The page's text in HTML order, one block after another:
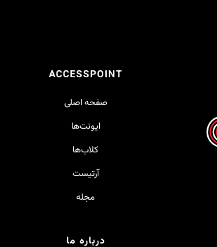
ACCESSPOINT
صفحه اصلی
ایونت‌ها
کلاب‌ها
آرتیست
مجله
درباره ما